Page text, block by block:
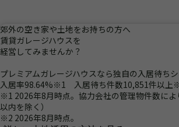
郊外の空き家や土地をお持ちの方へ
賃貸ガレージハウスを
経営 してみませんか？
プレミアムガレージハウスなら独自の入居待ち
入居率98.64%※1 入居待ち件数10,851件以上
※1 2026年8月時点。協力会社の管理物件数によ
以内を除く）
※2 2026年8月時点。